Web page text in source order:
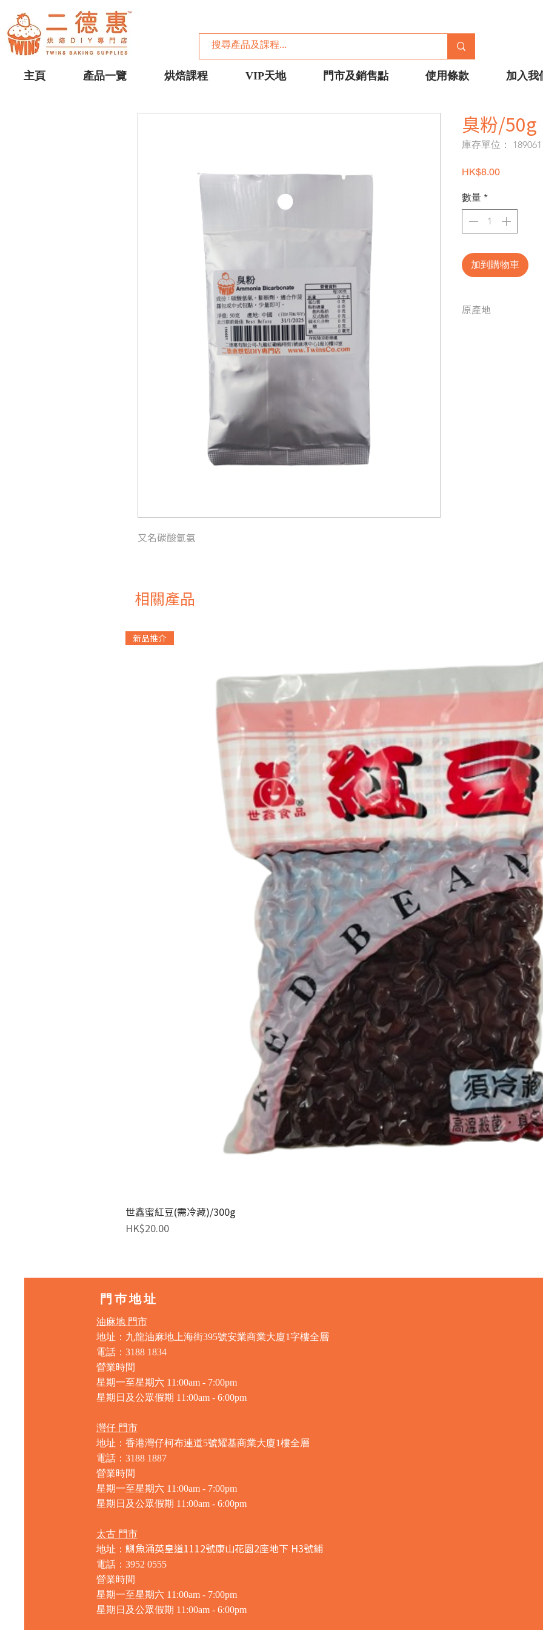
主頁 產品一覽 烘焙課程 VIP天地 門市及銷售點 使用條款 加入我
又名碳酸氫氨
臭粉/50g
庫存單位： 189061
HK$8.00價格
數量 *
加到購物車
原產地
相關產品
新品推介
世鑫蜜紅豆(需冷藏)/300g
價格
HK$20.00
門巿地址
油麻地 門市
地址：九龍油麻地上海街395號安業商業大廈1字樓全層
電話：3188 1834
營業時間
星期一至星期六 11:00am - 7:00pm
星期日及公眾假期 11:00am - 6:00pm
灣仔 門市
地址：香港灣仔柯布連道5號耀基商業大廈1樓全層
電話：3188 1887
營業時間
星期一至星期六 11:00am - 7:00pm
星期日及公眾假期 11:00am - 6:00pm
太古 門市
地址： 鰂魚涌英皇道1112號康山花園2座地下 H3號鋪
電話：3952 0555
營業時間
星期一至星期六 11:00am - 7:00pm
星期日及公眾假期 11:00am - 6:00pm